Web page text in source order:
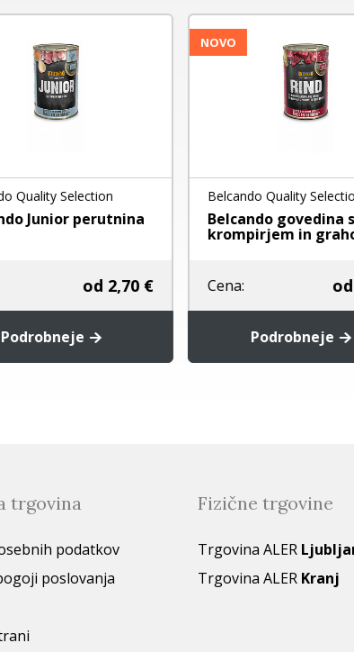
Quality Selection
Junior perutnina
od 2,70 €
Podrobneje
NOVO
Belcando Quality
Belcando govedina s
krompirjem in
Cena: od
Podrobneje
trgovina
podatkov
poslovanja
Fizične trgovine
Trgovina ALER
Trgovina ALER Kranj